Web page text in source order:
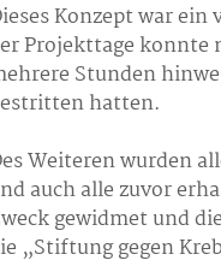
Konzept war
Projekttage konnte
Stunden
hatten.
Weiteren wurden
auch alle zuvor
gewidmet und
„Stiftung gegen